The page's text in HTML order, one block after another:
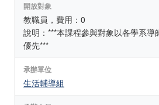
開放對象
教職員，費用：0
說明：***本課程參與對象以各學系導
優先***
承辦單位
生活輔導組